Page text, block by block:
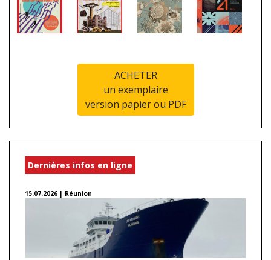
ACHETER
un exemplaire
version papier ou PDF
Dernières infos en ligne
15.07.2026 | Réunion